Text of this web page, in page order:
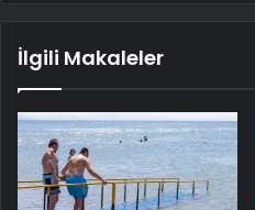
İlgili Makaleler